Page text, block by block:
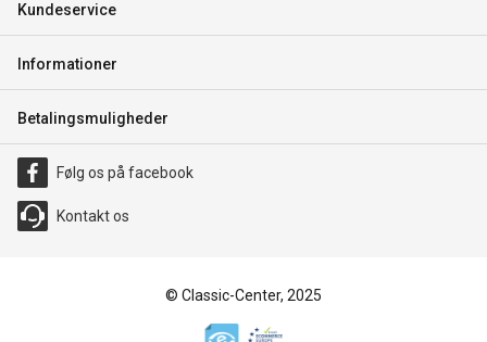
Kundeservice
Informationer
Betalingsmuligheder
Følg os på facebook
Kontakt os
© Classic-Center, 2025